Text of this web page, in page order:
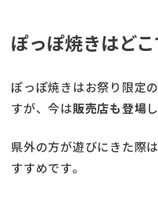
ぽっぽ焼きはど
ぽっぽ焼きはお祭り限定
すが、今は販売店も登場
県外の方が遊びにきた際
すすめです。